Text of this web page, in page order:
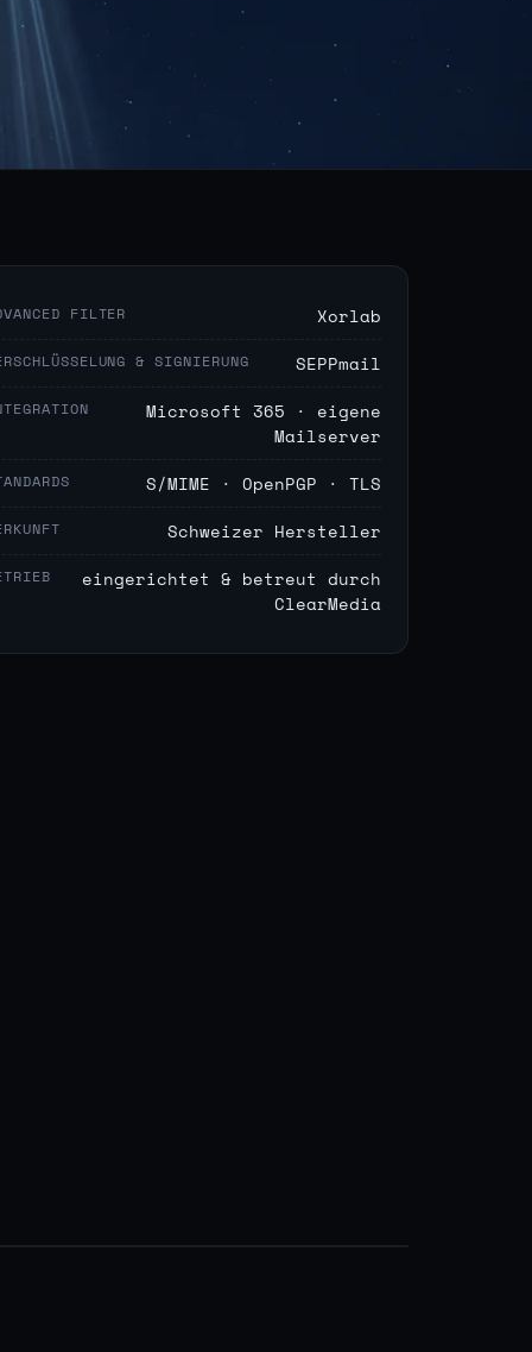
FILTER Xorlab
& SIGNIERUNG SEPPmail
Microsoft 365 · eigene
Mailserver
S/MIME · OpenPGP · TLS
Schweizer Hersteller
eingerichtet & betreut durch
ClearMedia